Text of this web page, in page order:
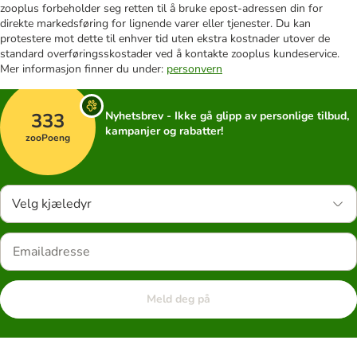
zooplus forbeholder seg retten til å bruke epost-adressen din for
direkte markedsføring for lignende varer eller tjenester. Du kan
protestere mot dette til enhver tid uten ekstra kostnader utover de
standard overføringsskostader ved å kontakte zooplus kundeservice.
Mer informasjon finner du under: personvern
333
zooPoeng
Nyhetsbrev - Ikke gå glipp av personlige tilbud,
kampanjer og rabatter!
Velg kjæledyr
Meld deg på